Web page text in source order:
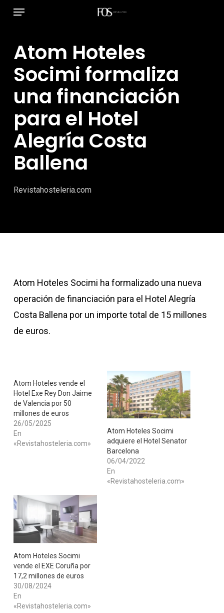
principal
Menú
Atom Hoteles
Socimi formaliza
una financiación
para el Hotel
Alegría Costa
Ballena
Revistahosteleria.com
Atom Hoteles Socimi ha formalizado una nueva
operación de financiación para el Hotel Alegría
Costa Ballena por un importe total de 15 millones
de euros.
Atom Hoteles vende el
Hotel Exe Rey Don Jaime
de Valencia por 50
millones de euros
26/05/2025
En
«Revistahosteleria.com»
​Atom Hoteles Socimi
adquiere el Hotel Senator
Barcelona
06/04/2022
En
«Revistahosteleria.com»
Atom Hoteles Socimi
vende el EXE Coruña por
17,2 millones de euros
30/08/2024
En
«Revistahosteleria.com»